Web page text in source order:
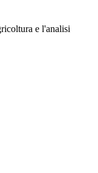
e l'analisi